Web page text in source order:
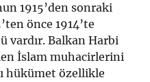
1915’den sonraki
önce 1914’te
vardır. Balkan Harbi
İslam muhacirlerini
hükümet özellikle